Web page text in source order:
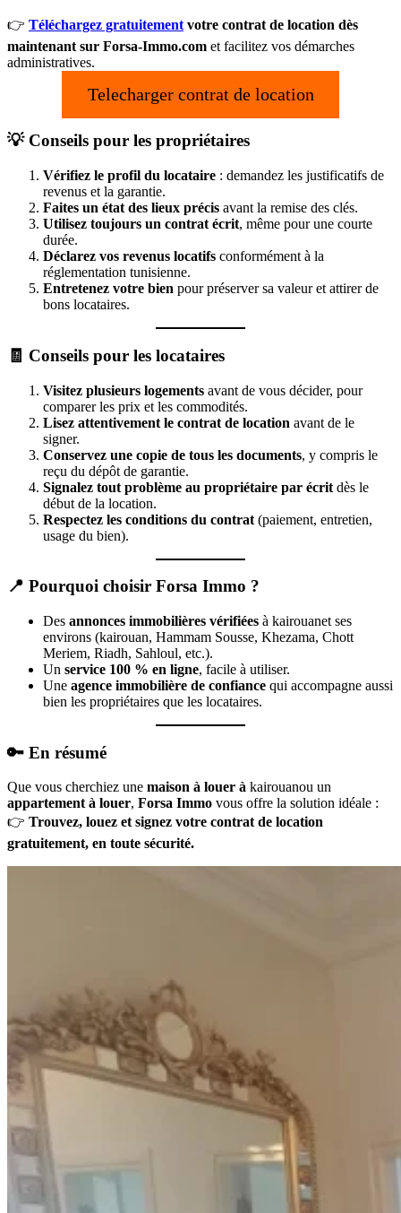
👉 Téléchargez gratuitement votre contrat de location dès
maintenant sur Forsa-Immo.com et facilitez vos démarches
administratives.
Telecharger contrat de location
💡 Conseils pour les propriétaires
Vérifiez le profil du locataire : demandez les justificatifs de
revenus et la garantie.
Faites un état des lieux précis avant la remise des clés.
Utilisez toujours un contrat écrit, même pour une courte
durée.
Déclarez vos revenus locatifs conformément à la
réglementation tunisienne.
Entretenez votre bien pour préserver sa valeur et attirer de
bons locataires.
🧾 Conseils pour les locataires
Visitez plusieurs logements avant de vous décider, pour
comparer les prix et les commodités.
Lisez attentivement le contrat de location avant de le
signer.
Conservez une copie de tous les documents, y compris le
reçu du dépôt de garantie.
Signalez tout problème au propriétaire par écrit dès le
début de la location.
Respectez les conditions du contrat (paiement, entretien,
usage du bien).
📍 Pourquoi choisir Forsa Immo ?
Des annonces immobilières vérifiées à kairouanet ses
environs (kairouan, Hammam Sousse, Khezama, Chott
Meriem, Riadh, Sahloul, etc.).
Un service 100 % en ligne, facile à utiliser.
Une agence immobilière de confiance qui accompagne aussi
bien les propriétaires que les locataires.
🔑 En résumé
Que vous cherchiez une maison à louer à kairouanou un
appartement à louer, Forsa Immo vous offre la solution idéale :
👉 Trouvez, louez et signez votre contrat de location
gratuitement, en toute sécurité.